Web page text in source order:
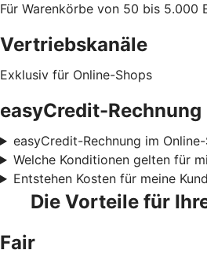
Für Warenkörbe von 50 bis 5.000
Vertriebskanäle
Exklusiv für Online-Shops
easyCredit-Rechnung
easyCredit-Rechnung im
Welche Konditionen gelten für
Entstehen Kosten für meine
Die Vorteile für
Fair